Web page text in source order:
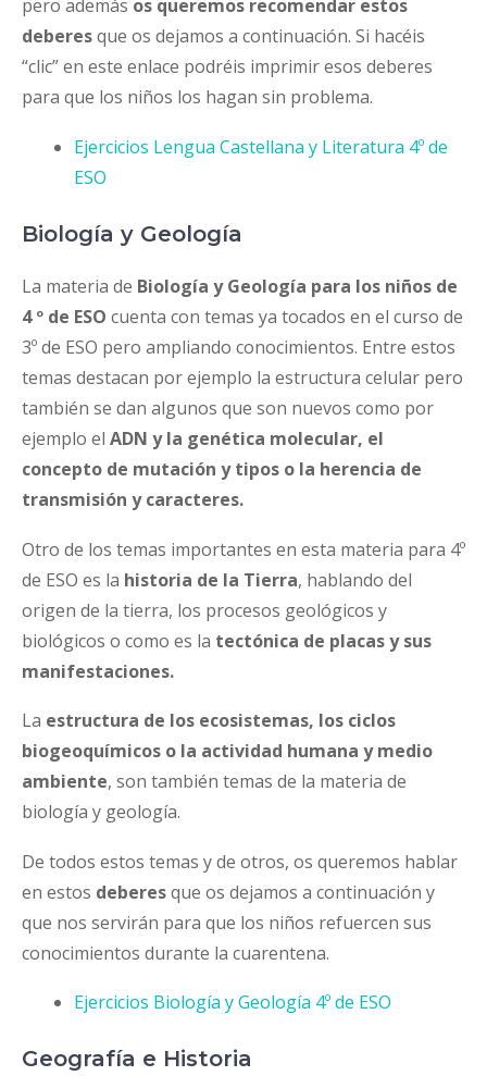
pero además os queremos recomendar estos
deberesque os dejamos a continuación. Si hacéis
“clic” en este enlace podréis imprimir esos deberes
para que los niños los hagan sin problema.
Ejercicios Lengua Castellana y Literatura 4º de
ESO
Biología y Geología
La materia de Biología y Geología para los niños de
4 º de ESO cuenta con temas ya tocados en el curso de
3º de ESO pero ampliando conocimientos. Entre estos
temas destacan por ejemplo la estructura celular pero
también se dan algunos que son nuevos como por
ejemplo el ADN y la genética molecular, el
concepto de mutación y tipos o la herencia de
transmisión y caracteres.
Otro de los temas importantes en esta materia para 4º
de ESO es la historia de la Tierra, hablando del
origen de la tierra, los procesos geológicos y
biológicos o como es la tectónica de placas y sus
manifestaciones.
La estructura de los ecosistemas, los ciclos
biogeoquímicos o la actividad humana y medio
ambiente, son también temas de la materia de
biología y geología.
De todos estos temas y de otros, os queremos hablar
en estos deberesque os dejamos a continuación y
que nos servirán para que los niños refuercen sus
conocimientos durante la cuarentena.
Ejercicios Biología y Geología 4º de ESO
Geografía e Historia